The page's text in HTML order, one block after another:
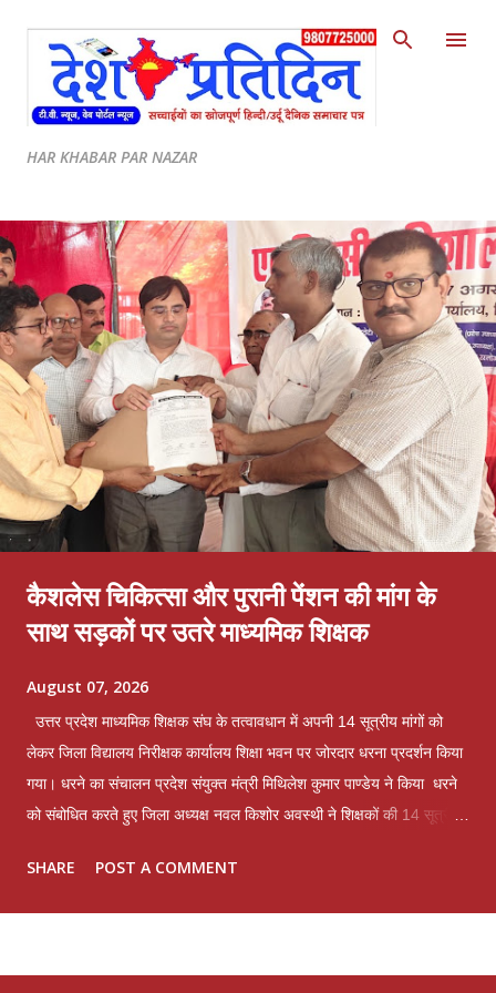
Skip to main content
HAR KHABAR PAR NAZAR
कैशलेस चिकित्सा और पुरानी पेंशन की मांग के
साथ सड़कों पर उतरे माध्यमिक शिक्षक
August 07, 2026
उत्तर प्रदेश माध्यमिक शिक्षक संघ के तत्वावधान में अपनी 14 सूत्रीय मांगों को
लेकर जिला विद्यालय निरीक्षक कार्यालय शिक्षा भवन पर जोरदार धरना प्रदर्शन किया
गया। धरने का संचालन प्रदेश संयुक्त मंत्री मिथिलेश कुमार पाण्डेय ने किया धरने
को संबोधित करते हुए जिला अध्यक्ष नवल किशोर अवस्थी ने शिक्षकों की 14 सूत्रीय
संरक्षक भगवान शंकर त्रिवेदी ने कहा कि लखनऊ मांटेसरी इंटर कॉलेज में व्यक्तिगत
SHARE POST A COMMENT